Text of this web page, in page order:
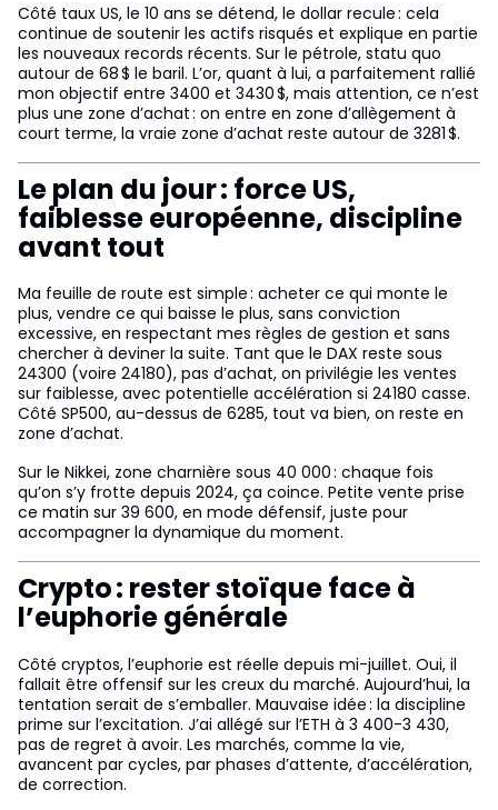
Côté taux US, le 10 ans se détend, le dollar recule : cela
continue de soutenir les actifs risqués et explique en partie
les nouveaux records récents. Sur le pétrole, statu quo
autour de 68 $ le baril. L’or, quant à lui, a parfaitement rallié
mon objectif entre 3400 et 3430 $, mais attention, ce n’est
plus une zone d’achat : on entre en zone d’allègement à
court terme, la vraie zone d’achat reste autour de 3281 $.
Le plan du jour : force US,
faiblesse européenne, discipline
avant tout
Ma feuille de route est simple : acheter ce qui monte le
plus, vendre ce qui baisse le plus, sans conviction
excessive, en respectant mes règles de gestion et sans
chercher à deviner la suite. Tant que le DAX reste sous
24300 (voire 24180), pas d’achat, on privilégie les ventes
sur faiblesse, avec potentielle accélération si 24180 casse.
Côté SP500, au-dessus de 6285, tout va bien, on reste en
zone d’achat.
Sur le Nikkei, zone charnière sous 40 000 : chaque fois
qu’on s’y frotte depuis 2024, ça coince. Petite vente prise
ce matin sur 39 600, en mode défensif, juste pour
accompagner la dynamique du moment.
Crypto : rester stoïque face à
l’euphorie générale
Côté cryptos, l’euphorie est réelle depuis mi-juillet. Oui, il
fallait être offensif sur les creux du marché. Aujourd’hui, la
tentation serait de s’emballer. Mauvaise idée : la discipline
prime sur l’excitation. J’ai allégé sur l’ETH à 3 400-3 430,
pas de regret à avoir. Les marchés, comme la vie,
avancent par cycles, par phases d’attente, d’accélération,
de correction.